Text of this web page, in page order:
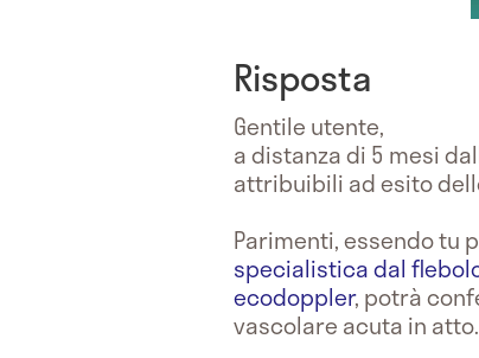
Risposta
Gentile utente,
a distanza di 5 mesi
attribuibili ad esito
Parimenti, essendo tu
specialistica dal
ecodoppler, potrà
vascolare acuta in atto.